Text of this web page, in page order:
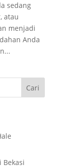
sedang
atau
menjadi
Anda
Cari
Bekasi